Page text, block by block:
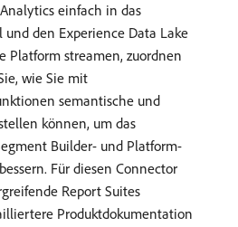
einfach in das
den Experience Data Lake
Platform streamen, zuordnen
wie Sie mit
semantische und
können, um das
Builder- und Platform-
Für diesen Connector
Report Suites
Produktdokumentation